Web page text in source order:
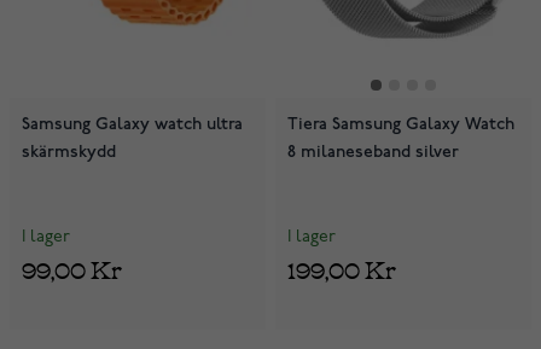
Samsung Galaxy watch ultra
skärmskydd
I lager
99,00 Kr
Tiera Samsung Galaxy Watch
8 milaneseband silver
I lager
199,00 Kr